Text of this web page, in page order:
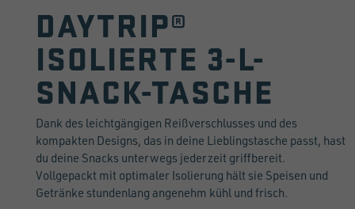
DAYTRIP®
ISOLIERTE 3-L-
SNACK-TASCHE
Dank des leichtgängigen Reißverschlusses und des
kompakten Designs, das in deine Lieblingstasche passt, hast
du deine Snacks unterwegs jederzeit griffbereit.
Vollgepackt mit optimaler Isolierung hält sie Speisen und
Getränke stundenlang angenehm kühl und frisch.